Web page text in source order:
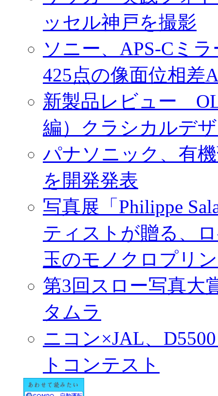
ッセル神戸を撮影
ソニー、APS-Cミ
425点の像面位相
新製品レビュー
編）クラシカルデ
パナソニック、有
を開発発表
写真展「Philippe
ティストが贈る、
玉のモノクロプリ
第3回スロー写真
タムラ
ニコン×JAL、
トコンテスト